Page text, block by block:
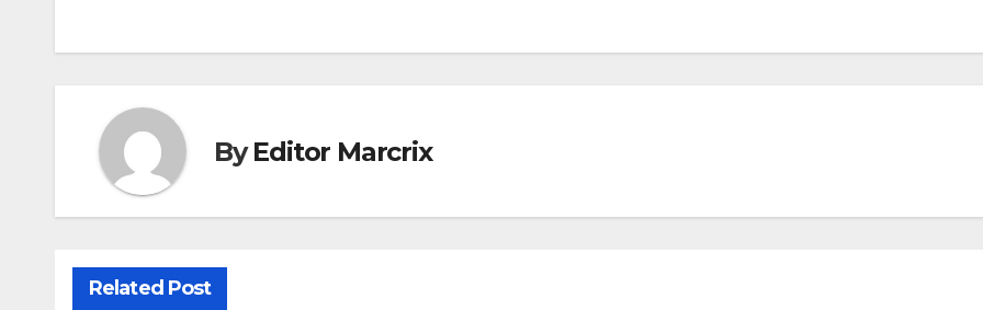
ByEditor Marcrix
Related Post